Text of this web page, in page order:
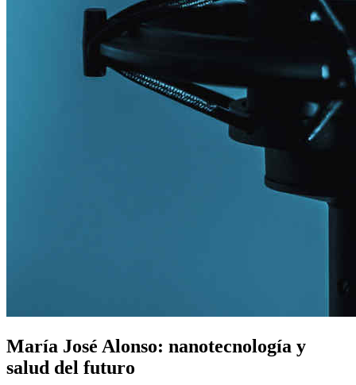
María José Alonso: nanotecnología y
salud del futuro